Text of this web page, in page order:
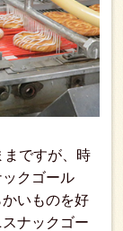
まですが、時
クゴール
いものを好
ナックゴー